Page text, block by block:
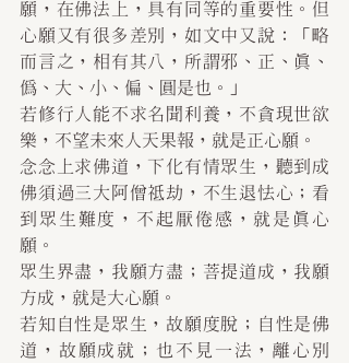
願，在佛法上，具有同等的重要性。但
心願又有很多差別，如文中又說：「略
而言之，相有其八，所謂邪、正、真、
偽、大、小、偏、圓是也。」
若修行人能不求名聞利養，不貪現世欲
樂，不望未來人天果報，就是正心願。
念念上求佛道，下化有情眾生，聽到成
佛須過三大阿僧祗劫，不生退怯心；看
到眾生難度，不起厭倦感，就是真心
願。
眾生界盡，我願方盡；菩提道成，我願
方成，就是大心願。
若知自性是眾生，故願度脫；自性是佛
道，故願成就；也不見一法，離心別